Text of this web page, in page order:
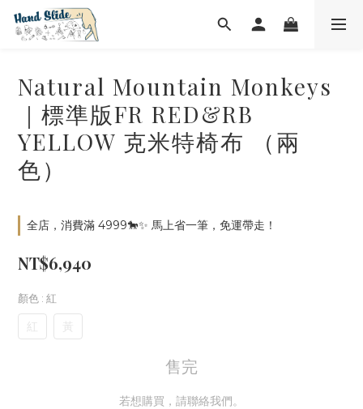
Natural Mountain Monkeys
｜標準版FR RED&RB
YELLOW 克米特椅布 （兩
色）
全店，消費滿 4999🐎✨ 馬上省一筆，免運帶走！
NT$6,940
顏色 : 紅
紅
售完
若想購買，請聯絡我們。